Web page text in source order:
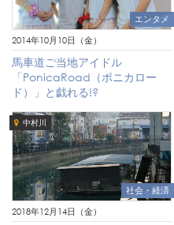
エンタメ
2014年10月10日（金）
馬車道ご当地アイドル
「PonicaRoad（ポニカロー
ド）」と戯れる!?
中村川
社会・経済
2018年12月14日（金）